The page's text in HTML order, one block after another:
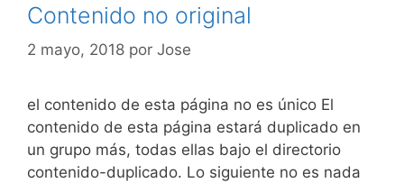
Contenido no original
2 mayo, 2018 por Jose
el contenido de esta página no es único El
contenido de esta página estará duplicado en
un grupo más, todas ellas bajo el directorio
contenido-duplicado. Lo siguiente no es nada